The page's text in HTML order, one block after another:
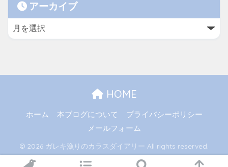
アーカイブ
HOME
ホーム 本ブログについて
プライバシーポリシー
メールフォーム
© 2026 ガレキ漁りのカラスダイアリー All rights reserved.